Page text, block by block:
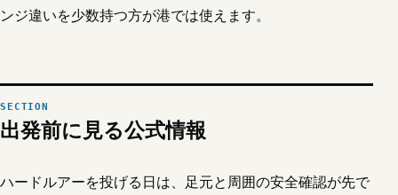
ンジ違いを少数持つ方が港では使えます。
出発前に見る公式情報
ハードルアーを投げる日は、足元と周囲の安全確認が先で